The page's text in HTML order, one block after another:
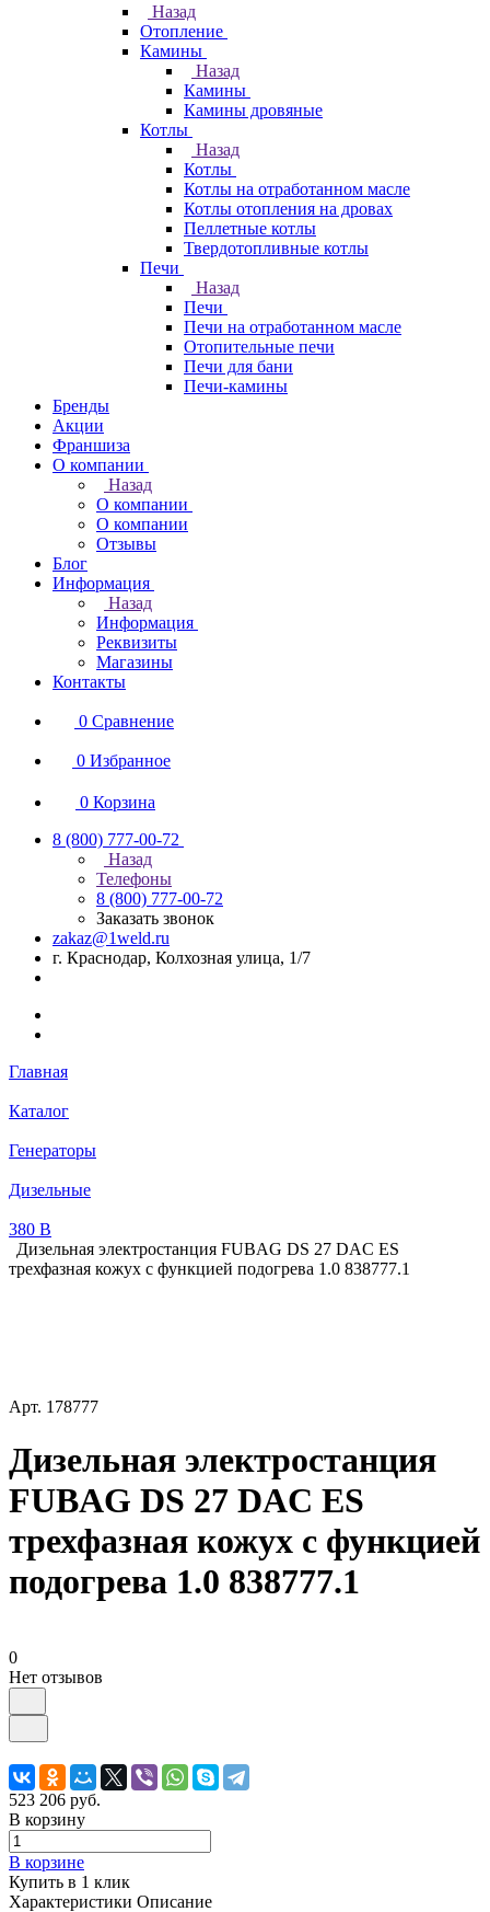
Назад
Отопление
Камины
Назад
Камины
Камины дровяные
Котлы
Назад
Котлы
Котлы на отработанном масле
Котлы отопления на дровах
Пеллетные котлы
Твердотопливные котлы
Печи
Назад
Печи
Печи на отработанном масле
Отопительные печи
Печи для бани
Печи-камины
Бренды
Акции
Франшиза
О компании
Назад
О компании
О компании
Отзывы
Блог
Информация
Назад
Информация
Реквизиты
Магазины
Контакты
0 Сравнение
0 Избранное
0 Корзина
8 (800) 777-00-72
Назад
Телефоны
8 (800) 777-00-72
Заказать звонок
zakaz@1weld.ru
г. Краснодар, Колхозная улица, 1/7
Главная
Каталог
Генераторы
Дизельные
380 В
Дизельная электростанция FUBAG DS 27 DAC ES
трехфазная кожух с функцией подогрева 1.0 838777.1
Арт. 178777
Дизельная электростанция
FUBAG DS 27 DAC ES
трехфазная кожух с функцией
подогрева 1.0 838777.1
0
Нет отзывов
523 206 руб.
В корзину
В корзине
Купить в 1 клик
Характеристики Описание